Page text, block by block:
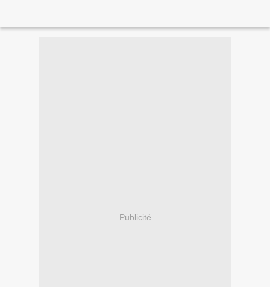
Publicité